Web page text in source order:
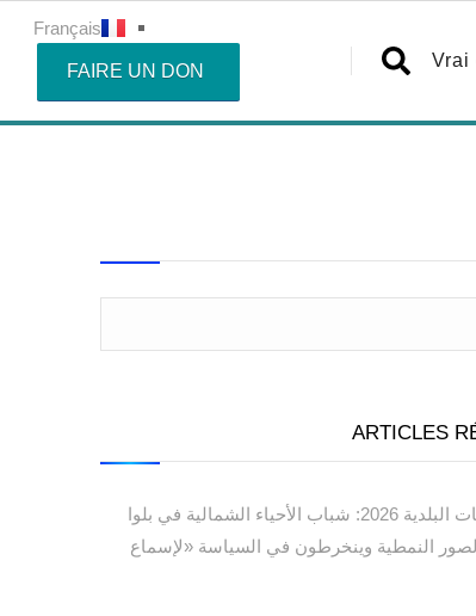
Vrai
Français
FAIRE UN DON
ARTICLES
الانتخابات البلدية 2026: شباب الأحياء الشمالية في بلوا
النمطية وينخرطون في السياسة «لإسماع